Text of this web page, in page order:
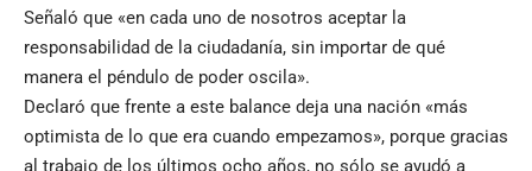
Señaló que «en cada uno de nosotros aceptar la
responsabilidad de la ciudadanía, sin importar de qué
manera el péndulo de poder oscila».
Declaró que frente a este balance deja una nación «más
optimista de lo que era cuando empezamos», porque gracias
al trabajo de los últimos ocho años, no sólo se ayudó a